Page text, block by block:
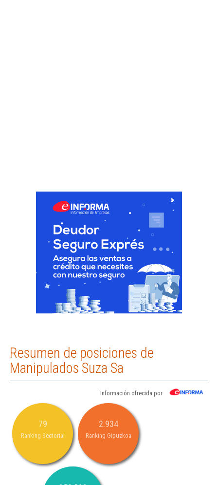
Resumen de posiciones de
Manipulados Suza Sa
Información ofrecida por
79
Ranking Sectorial
2.934
Ranking Gipuzkoa